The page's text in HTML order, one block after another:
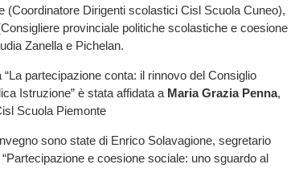
(Coordinatore Dirigenti scolastici Cisl Scuola Cuneo),
provinciale politiche scolastiche e coesione
Zanella e Pichelan.
partecipazione conta: il rinnovo del Consiglio
Istruzione” è stata affidata a Maria Grazia Penna,
Scuola Piemonte
sono state di Enrico Solavagione, segretario
e coesione sociale: uno sguardo al